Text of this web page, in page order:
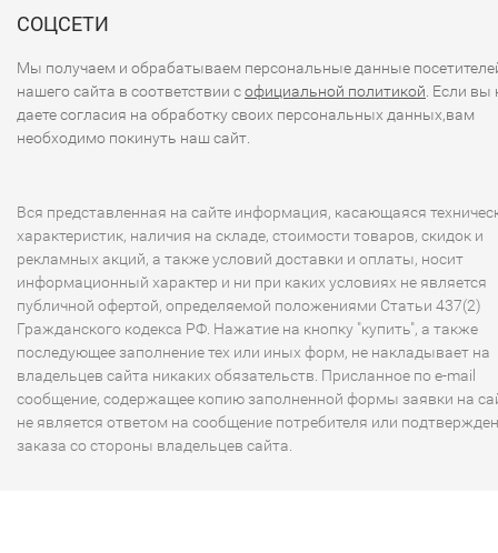
СОЦСЕТИ
Мы получаем и обрабатываем персональные данные
нашего сайта в соответствии софициальной политикой . Если вы
даете согласия на обработку своих персональных данных,вам
необходимо покинуть наш сайт.
Вся представленная на сайте информация, касающаяся
характеристик, наличия на складе, стоимости товаров, скидок и
рекламных акций, а также условий доставки и оплаты, носит
информационный характер и ни при каких условиях не является
публичной офертой, определяемой положениями Статьи 437(2)
Гражданского кодекса РФ. Нажатие на кнопку "купить", а также
последующее заполнение тех или иных форм, не накладывает на
владельцев сайта никаких обязательств. Присланное по e-mail
сообщение, содержащее копию заполненной формы заявки на
не является ответом на сообщение потребителя или
заказа со стороны владельцев сайта.